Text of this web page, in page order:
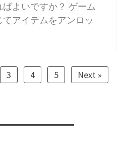
よいですか？ ゲーム
アイテムをアンロッ
3 4 5 Next »